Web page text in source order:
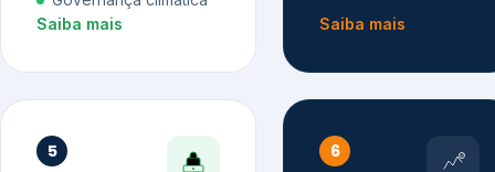
Saiba mais
Saiba mais
5 6